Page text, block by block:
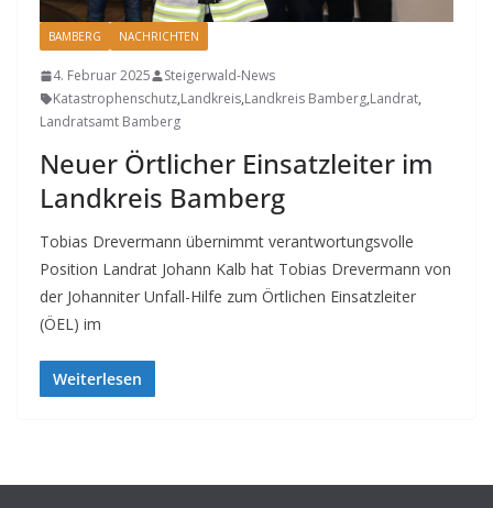
BAMBERG NACHRICHTEN
4. Februar 2025
Steigerwald-News
Katastrophenschutz,Landkreis,Landkreis Bamberg,Landrat,
Landratsamt Bamberg
Neuer Örtlicher Einsatzleiter im
Landkreis Bamberg
Tobias Drevermann übernimmt verantwortungsvolle
Position Landrat Johann Kalb hat Tobias Drevermann von
der Johanniter Unfall-Hilfe zum Örtlichen Einsatzleiter
(ÖEL) im
Weiterlesen